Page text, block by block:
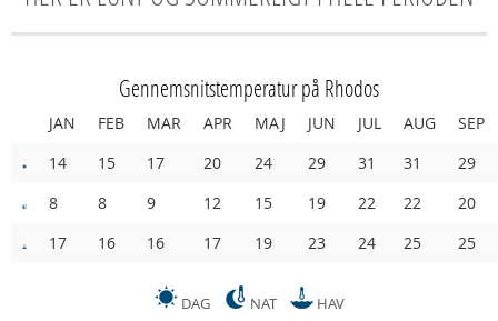
Gennemsnitstemperatur på Rhodos
JAN FEB MAR APR MAJ JUN JUL AUG
SEP
14
15 17 20 24 29 31 31
29
8
8 9 12 15 19 22 22
20
17
16 16 17 19 23 24 25 25
DAG NAT HAV